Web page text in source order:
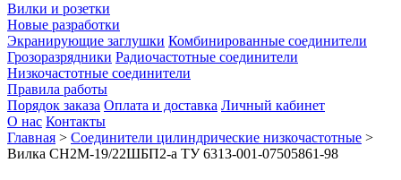
Вилки и розетки
Новые разработки
Экранирующие заглушки Комбинированные соединители
Грозоразрядники Радиочастотные соединители
Низкочастотные соединители
Правила работы
Порядок заказа Оплата и доставка Личный кабинет
О нас Контакты
Главная > Соединители цилиндрические низкочастотные >
Вилка СН2М-19/22ШБП2-а ТУ 6313-001-07505861-98